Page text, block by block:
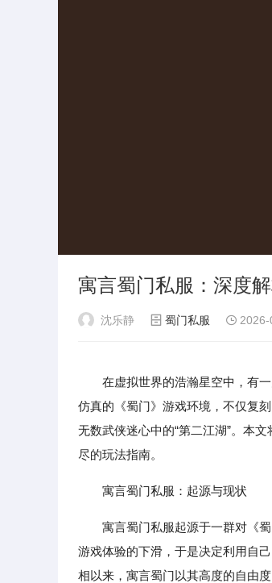
寓言蜀门私服：深度
沈乐静 蜀门私服
在虚拟世界的浩瀚星空中，有
仿真的《蜀门》游戏环境，不仅复
无数武侠迷心中的“第二江湖”。本
尽的玩法指南。
寓言蜀门私服：起源与现状
寓言蜀门私服起源于一群对《
游戏体验的下滑，于是决定利用自
相以来，寓言蜀门以其高度的自由